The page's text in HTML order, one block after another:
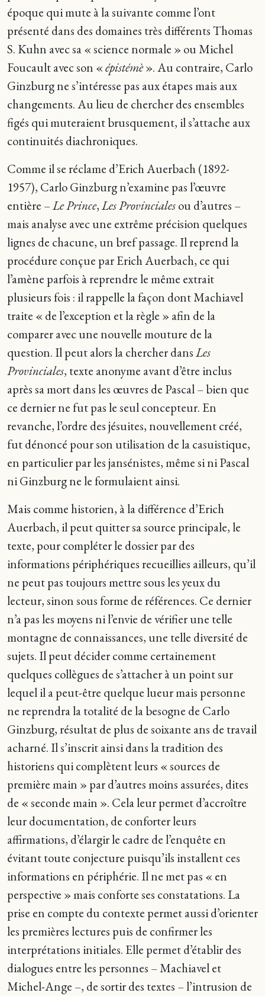
époque qui mute à la suivante comme l’ont
présenté dans des domaines très différents Thomas
S. Kuhn avec sa « science normale » ou Michel
Foucault avec son «épistémè». Au contraire, Carlo
Ginzburg ne s’intéresse pas aux étapes mais aux
changements. Au lieu de chercher des ensembles
figés qui muteraient brusquement, il s’attache aux
continuités diachroniques.
Comme il se réclame d’Erich Auerbach (1892-
1957), Carlo Ginzburg n’examine pas l’œuvre
entière –Le Prince,Les Provincialesou d’autres –
mais analyse avec une extrême précision quelques
lignes de chacune, un bref passage. Il reprend la
procédure conçue par Erich Auerbach, ce qui
l’amène parfois à reprendre le même extrait
plusieurs fois : il rappelle la façon dont Machiavel
traite « de l’exception et la règle » afin de la
comparer avec une nouvelle mouture de la
question. Il peut alors la chercher dansLes
Provinciales, texte anonyme avant d’être inclus
après sa mort dans les œuvres de Pascal – bien que
ce dernier ne fut pas le seul concepteur. En
revanche, l’ordre des jésuites, nouvellement créé,
fut dénoncé pour son utilisation de la casuistique,
en particulier par les jansénistes, même si ni Pascal
ni Ginzburg ne le formulaient ainsi.
Mais comme historien, à la différence d’Erich
Auerbach, il peut quitter sa source principale, le
texte, pour compléter le dossier par des
informations périphériques recueillies ailleurs, qu’il
ne peut pas toujours mettre sous les yeux du
lecteur, sinon sous forme de références. Ce dernier
n’a pas les moyens ni l’envie de vérifier une telle
montagne de connaissances, une telle diversité de
sujets. Il peut décider comme certainement
quelques collègues de s’attacher à un point sur
lequel il a peut-être quelque lueur mais personne
ne reprendra la totalité de la besogne de Carlo
Ginzburg, résultat de plus de soixante ans de travail
acharné. Il s’inscrit ainsi dans la tradition des
historiens qui complètent leurs « sources de
première main » par d’autres moins assurées, dites
de « seconde main ». Cela leur permet d’accroître
leur documentation, de conforter leurs
affirmations, d’élargir le cadre de l’enquête en
évitant toute conjecture puisqu’ils installent ces
informations en périphérie. Il ne met pas « en
perspective » mais conforte ses constatations. La
prise en compte du contexte permet aussi d’orienter
les premières lectures puis de confirmer les
interprétations initiales. Elle permet d’établir des
dialogues entre les personnes – Machiavel et
Michel-Ange –, de sortir des textes – l’intrusion de